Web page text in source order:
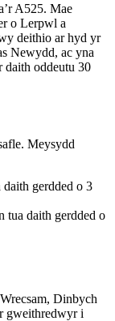
A525. Mae
o Lerpwl a
deithio ar hyd yr
Newydd, ac yna
oddeutu 30
Meysydd
daith gerdded o 3
tua daith gerdded o
Dinbych
gweithredwyr i